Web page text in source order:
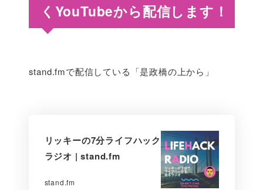
くYouTubeから配信します！
stand.fmで配信している「是政橋の上から」
リッキーの7分ライフハック
ラジオ | stand.fm
stand.fm